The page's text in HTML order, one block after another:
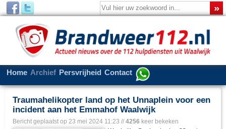
Home Archief Persvrijheid Contact
Traumahelikopter land op het Unnaplein voor een
incident aan het Emmahof Waalwijk
Bericht geplaatst op 23 mei 2024 11:23 // 4256 keer bekeken